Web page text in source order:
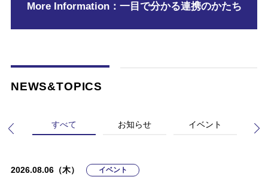
More Information：一目で分かる連携のかたち
NEWS&TOPICS
すべて お知らせ イベント
2026.08.06（木） イベント
2026.06.09（火） お知らせ
2026.08.06（木） イベント
2026.05.07（木） 募集情報
申し訳ございません。記事がありません